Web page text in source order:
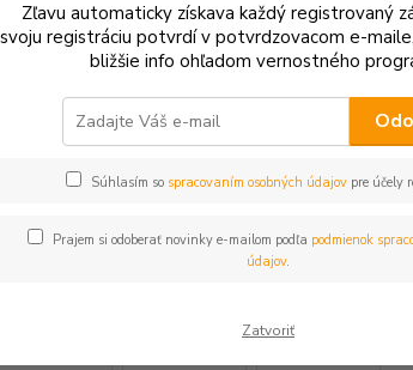
Hľadať
Magnetické hračky Magnetické hry Tooky Toy
Toy Magnetický
Zľavu automaticky získava každý registrovaný
svoju registráciu potvrdí v potvrdzovacom e-
bližšie info ohľadom vernostného
Súhlasím so spracovaním osobných údajovpre účely
Prajem si odoberať novinky e-mailom podľa podmienok
údajov.
Zatvoriť